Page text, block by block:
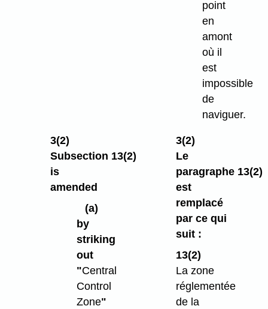
point
en
amont
où il
est
impossible
de
naviguer.
3(2)
Subsection 13(2)
is
amended
(a)
by
striking
out
"Central
Control
Zone"
3(2)
Le
paragraphe 13(2)
est
remplacé
par ce qui
suit :
13(2)
La zone
réglementée
de la